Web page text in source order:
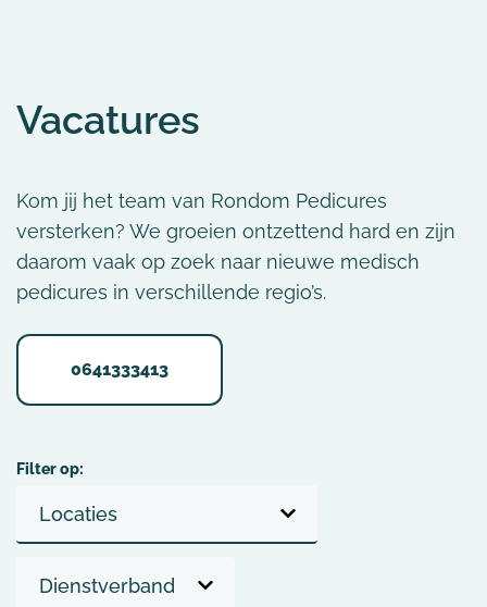
Vacatures
Kom jij het team van Rondom Pedicures
versterken? We groeien ontzettend hard en zijn
daarom vaak op zoek naar nieuwe medisch
pedicures in verschillende regio’s.
0641333413
Filter op: